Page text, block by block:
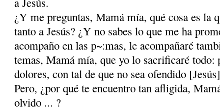
¿Y me preguntas, Mamá mía, qué cosa es la
tanto a Jesús? ¿Y no sabes lo que me ha
acompaño en las p~:mas, le acompañaré
temas, Mamá mía, que yo lo sacrificaré todo:
dolores, con tal de que no sea ofendido
Pero, ¿por qué te encuentro tan afligida,
olvido ... ?